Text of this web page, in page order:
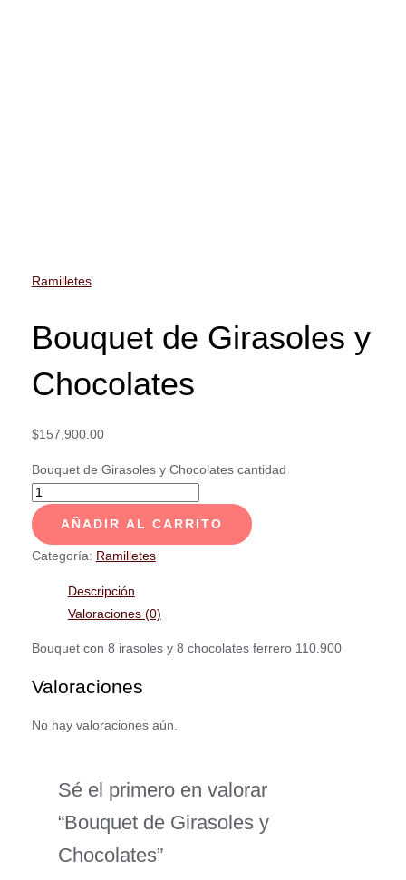
Ramilletes
Bouquet de Girasoles y
Chocolates
$157,900.00
Bouquet de Girasoles y Chocolates cantidad
AÑADIR AL CARRITO
Categoría: Ramilletes
Descripción
Valoraciones (0)
Bouquet con 8 irasoles y 8 chocolates ferrero 110.900
Valoraciones
No hay valoraciones aún.
Sé el primero en valorar
“Bouquet de Girasoles y
Chocolates”